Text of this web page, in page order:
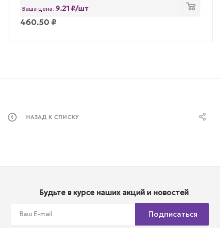
Ваша цена: 9.21 ₽/шт
460.50 ₽
НАЗАД К СПИСКУ
Будьте в курсе наших акций и новостей
Подписаться